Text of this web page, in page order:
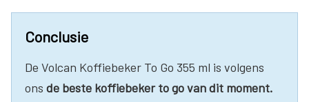
Conclusie
De Volcan Koffiebeker To Go 355 ml is volgens
ons de beste koffiebeker to go van dit moment.